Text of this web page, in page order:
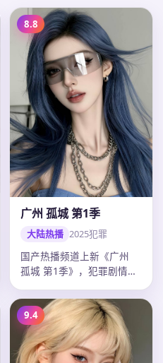
8.8
广州 孤城 第1季
大陆热播 2025犯罪
国产热播频道上新《广州
孤城 第1季》，犯罪剧情紧
准，20…
9.4